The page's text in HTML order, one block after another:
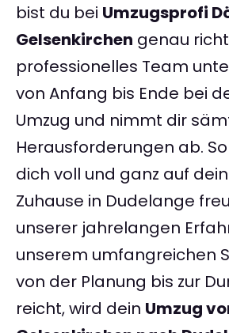
bist du bei Umzugsprofi
Gelsenkirchen genau
professionelles Team
von Anfang bis Ende bei
Umzug und nimmt dir
Herausforderungen ab.
dich voll und ganz auf
Zuhause in Dudelange
unserer jahrelangen
unserem umfangreichen
von der Planung bis zur
reicht, wird dein Umzug